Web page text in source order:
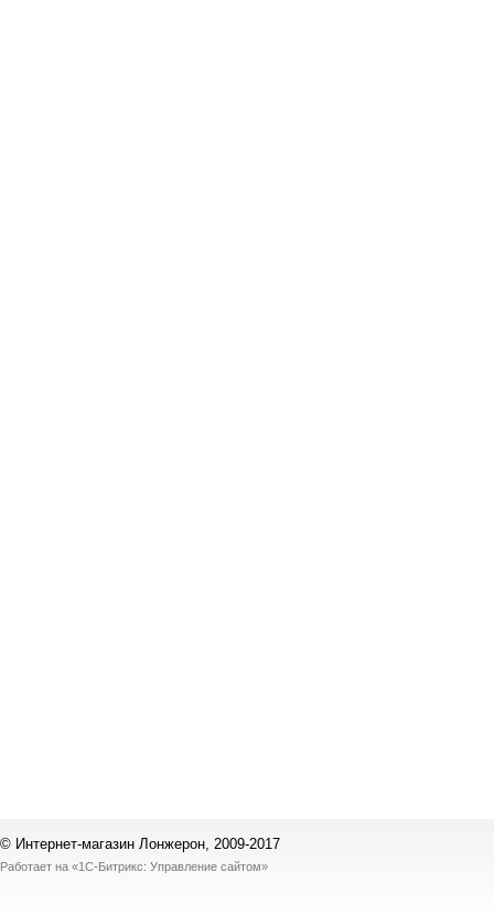
© Интернет-магазин Лонжерон, 2009-2017
Работает на «1С-Битрикс: Управление сайтом»